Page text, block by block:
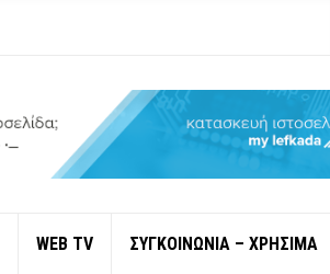
WEB TV ΣΥΓΚΟΙΝΩΝΙΑ – ΧΡΗΣΙΜΑ